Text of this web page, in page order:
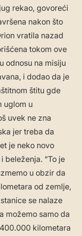
rekao, govoreći
nakon što
vratila nazad
tokom ove
odnosu na misiju
i dodao da je
štitu gde
uglom u
uvek ne zna
jer treba da
je neko novo
beleženja. “To je
u obzir da
od zemlje,
se nalaze
možemo samo da
kilometara